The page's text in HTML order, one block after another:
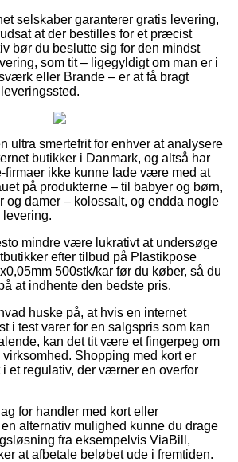
selskaber garanterer gratis levering,
at der bestilles for et præcist
bør du beslutte sig for den mindst
som tit – ligegyldigt om man er i
eller Brande – er at få bragt
ultra smertefrit for enhver at analysere
butikker i Danmark, og altså har
firmaer ikke kunne lade være med at
på produkterne – til babyer og børn,
og damer – kolossalt, og endda nogle
mindre være lukrativt at undersøge
efter tilbud på Plastikpose
500stk/kar før du køber, så du
at indhente den bedste pris.
huske på, at hvis en internet
i test varer for en salgspris som kan
kan det tit være et fingerpeg om
Shopping med kort er
et regulativ, der værner en overfor
for handler med kort eller
alternativ mulighed kunne du drage
fra eksempelvis ViaBill,
at afbetale beløbet ude i fremtiden.